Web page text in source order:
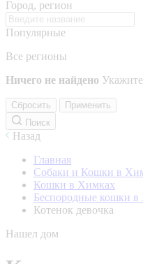
Город, регион
Популярные
Все регионы
Ничего не найдено
Сбросить
Применить
Поиск
Назад
Главная
Собаки и Кошки в
Кошки в Химках
Беспородные кошки в
Котенок девочка
Нашел дом